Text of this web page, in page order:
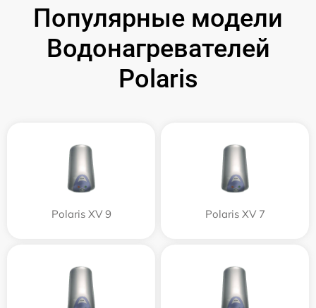
Популярные модели
Водонагревателей
Polaris
Polaris XV 9 Polaris XV 7